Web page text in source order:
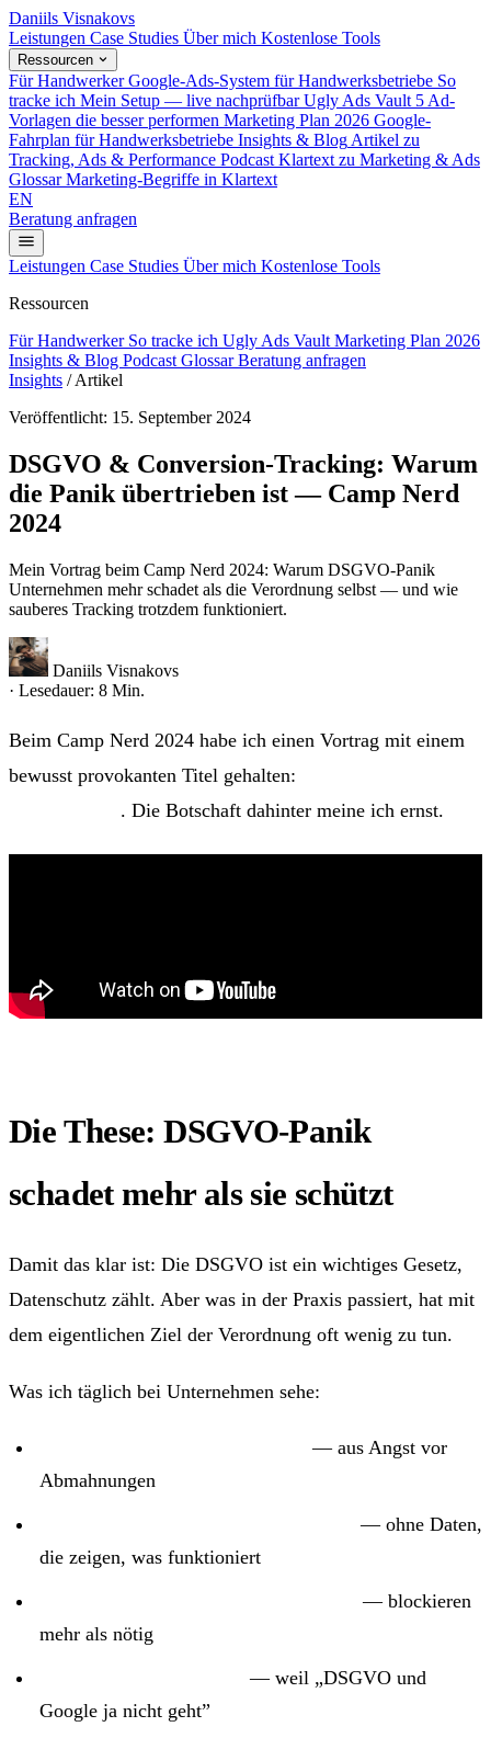
Daniils Visnakovs
Leistungen Case Studies Über mich Kostenlose Tools
Ressourcen
Für Handwerker Google-Ads-System für Handwerksbetriebe So
tracke ich Mein Setup — live nachprüfbar Ugly Ads Vault 5 Ad-
Vorlagen die besser performen Marketing Plan 2026 Google-
Fahrplan für Handwerksbetriebe Insights & Blog Artikel zu
Tracking, Ads & Performance Podcast Klartext zu Marketing & Ads
Glossar Marketing-Begriffe in Klartext
EN
Beratung anfragen
Leistungen Case Studies Über mich Kostenlose Tools
Ressourcen
Für Handwerker So tracke ich Ugly Ads Vault Marketing Plan 2026
Insights & Blog Podcast GlossarBeratung anfragen
Insights / Artikel
Veröffentlicht: 15. September 2024
DSGVO & Conversion-Tracking: Warum
die Panik übertrieben ist — Camp Nerd
2024
Mein Vortrag beim Camp Nerd 2024: Warum DSGVO-Panik
Unternehmen mehr schadet als die Verordnung selbst — und wie
sauberes Tracking trotzdem funktioniert.
Daniils Visnakovs
· Lesedauer: 8 Min.
Beim Camp Nerd 2024 habe ich einen Vortrag mit einem
bewusst provokanten Titel gehalten:
. Die Botschaft dahinter meine ich ernst.
Die These: DSGVO-Panik
schadet mehr als sie schützt
Damit das klar ist: Die DSGVO ist ein wichtiges Gesetz,
Datenschutz zählt. Aber was in der Praxis passiert, hat mit
dem eigentlichen Ziel der Verordnung oft wenig zu tun.
Was ich täglich bei Unternehmen sehe:
— aus Angst vor
Abmahnungen
— ohne Daten,
die zeigen, was funktioniert
— blockieren
mehr als nötig
— weil „DSGVO und
Google ja nicht geht”